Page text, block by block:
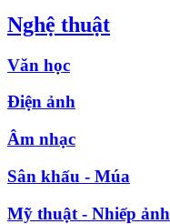
Nghệ thuật
Văn học
Điện ảnh
Âm nhạc
Sân khấu - Múa
Mỹ thuật - Nhiếp ảnh